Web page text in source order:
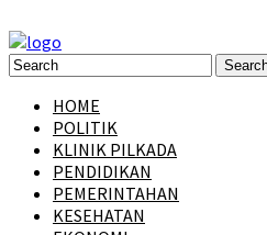
HOME
POLITIK
KLINIK PILKADA
PENDIDIKAN
PEMERINTAHAN
KESEHATAN